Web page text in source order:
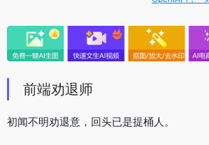
前端劝退师
初闻不明劝退意，回头已是提桶人。